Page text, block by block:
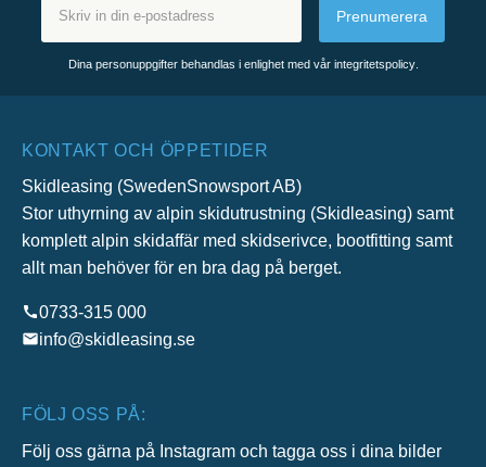
Prenumerera
Dina personuppgifter behandlas i enlighet med vår integritetspolicy.
KONTAKT OCH ÖPPETIDER
Skidleasing (SwedenSnowsport AB)
Stor uthyrning av alpin skidutrustning (Skidleasing) samt
komplett alpin skidaffär med skidserivce, bootfitting samt
allt man behöver för en bra dag på berget.
0733-315 000
info@skidleasing.se
FÖLJ OSS PÅ:
Följ oss gärna på Instagram och tagga oss i dina bilder